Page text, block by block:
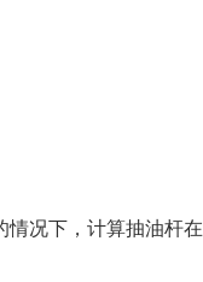
况下，计算抽油杆在